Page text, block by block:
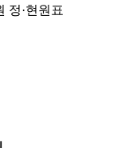
정·현원표